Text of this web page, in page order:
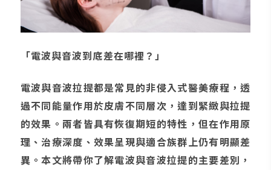
「電波與音波到底差在哪裡？」
電波與音波拉提都是常見的非侵入式醫美療程，透
過不同能量作用於皮膚不同層次，達到緊緻與拉提
的效果。兩者皆具有恢復期短的特性，但在作用原
理、治療深度、效果呈現與適合族群上仍有明顯差
異。本文將帶你了解電波與音波拉提的主要差別，